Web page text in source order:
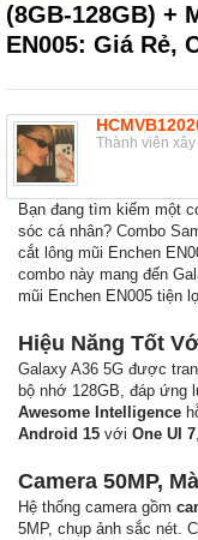
(8GB-128GB) +
EN005: Giá Rẻ,
Thành viên
Bạn đang tìm kiếm một
sóc cá nhân? Combo
cắt lông mũi Enchen
combo này mang đến
mũi Enchen EN005 tiện
Hiệu Năng Tốt
Galaxy A36 5G được
bộ nhớ 128GB, đáp ứng
Awesome Intelligence
Android 15 với One UI 7
Camera 50MP,
Hệ thống camera gồm
5MP, chụp ảnh sắc nét.